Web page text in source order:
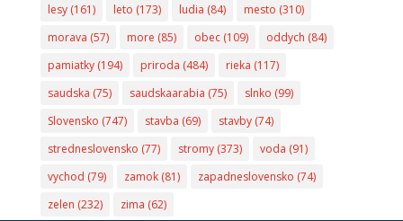
lesy(161) leto (173) ludia (84) mesto (310)
morava (57) more (85) obec(109) oddych (84)
pamiatky(194) priroda (484) rieka (117)
saudska (75) saudskaarabia (75) slnko (99)
Slovensko (747) stavba (69) stavby(74)
stredneslovensko (77) stromy(373) voda (91)
vychod (79) zamok(81) zapadneslovensko (74)
zelen (232) zima (62)